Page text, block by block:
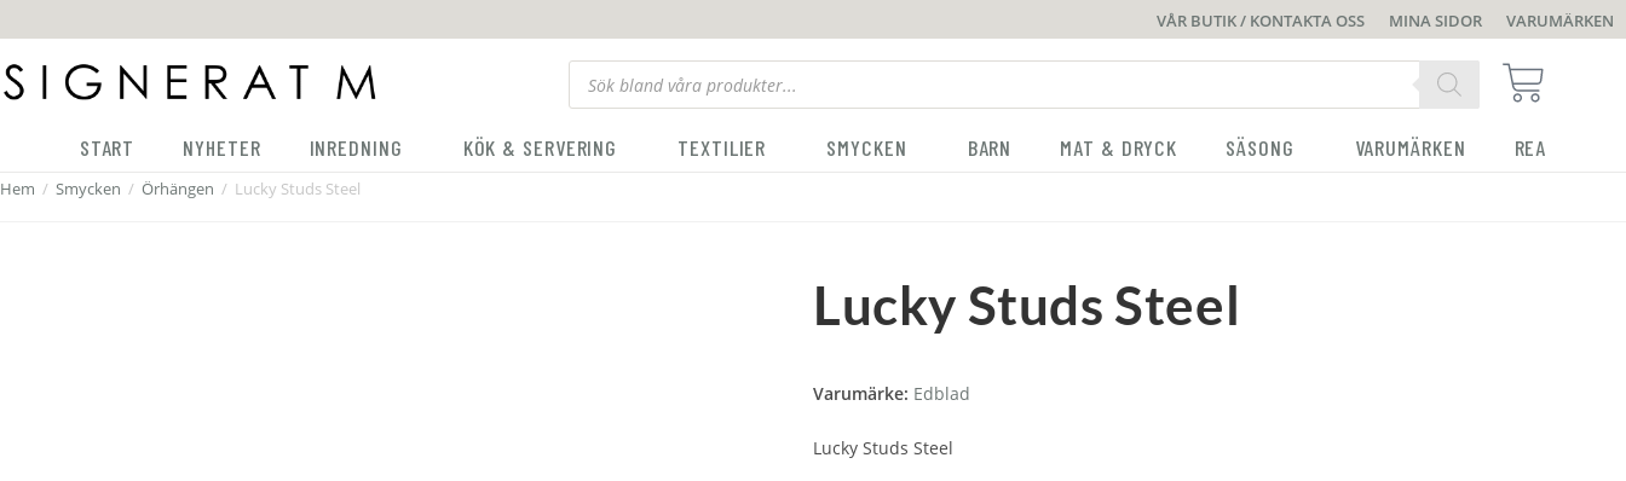
VÅR BUTIK / KONTAKTA OSS MINA SIDOR VARUMÄRKEN
START NYHETER INREDNING KÖK & SERVERING TEXTILIER SMYCKEN BARN MAT & DRYCK SÄSONG VARUMÄRKEN REA
Hem / Smycken / Örhängen / Lucky Studs Steel
Lucky Studs Steel
Varumärke: Edblad
Lucky Studs Steel